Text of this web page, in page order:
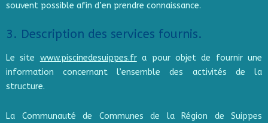
souvent possible afin d’en prendre connaissance.
3. Description des services fournis.
Le site www.piscinedesuippes.fra pour objet de fournir une
information concernant l’ensemble des activités de la
structure.
La Communauté de Communes de la Région de Suippes